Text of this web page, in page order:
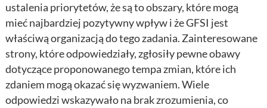
ustalenia priorytetów, że są to obszary, które mogą
mieć najbardziej pozytywny wpływ i że GFSI jest
właściwą organizacją do tego zadania. Zainteresowane
strony, które odpowiedziały, zgłosiły pewne obawy
dotyczące proponowanego tempa zmian, które ich
zdaniem mogą okazać się wyzwaniem. Wiele
odpowiedzi wskazywało na brak zrozumienia, co